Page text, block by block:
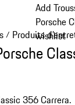
Add
Porsche
wishlist
/ Produits
356 Carrera.